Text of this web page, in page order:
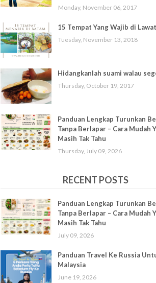
Monday, November 06, 2017
15 Tempat Yang Wajib di
Tuesday, November 13, 2018
Hidangkanlah suami walau
Thursday, October 19, 2017
Panduan Lengkap Turunkan
Tanpa Berlapar – Cara Mudah
Masih Tak Tahu
Thursday, July 09, 2026
RECENT POSTS
Panduan Lengkap Turunkan
Tanpa Berlapar – Cara Mudah
Masih Tak Tahu
July 09, 2026
Panduan Travel Ke Russia
Malaysia
June 19, 2026